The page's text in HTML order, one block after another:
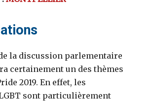
la discussion parlementaire
certainement un des thèmes
2019. En effet, les
sont particulièrement